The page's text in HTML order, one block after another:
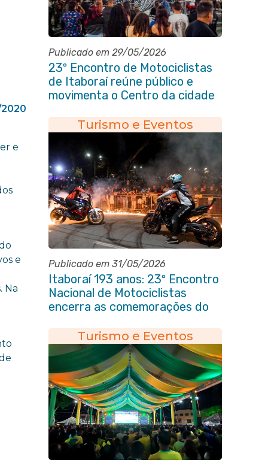
e
e
Na
Publicado em 29/05/2026
23º Encontro de Motociclistas
de Itaboraí reúne público e
movimenta o Centro da cidade
Turismo e Eventos
Publicado em 31/05/2026
Itaboraí 193 anos: 23º Encontro
Nacional de Motociclistas
encerra as comemorações do
Turismo e Eventos